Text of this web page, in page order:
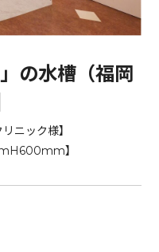
の水槽（福岡
ニック様】
】